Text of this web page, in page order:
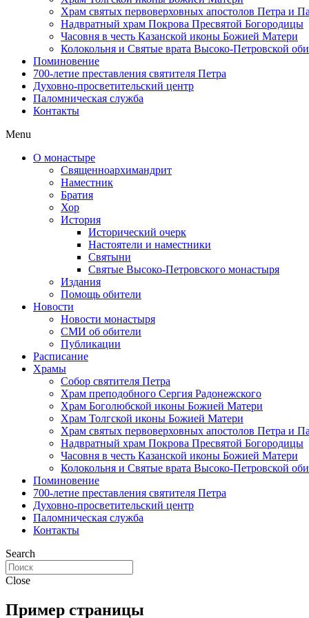
Храм святых первоверховных апостолов Петра и
Надвратный храм Покрова Пресвятой Богородицы
Часовня в честь Казанской иконы Божией Матери
Колокольня и Святые врата Высоко-Петровской
Поминовение
700-летие преставления святителя Петра
Духовно-просветительский центр
Паломническая служба
Контакты
Menu
О монастыре
Священноархимандрит
Наместник
Братия
Хор
История
Исторический очерк
Настоятели и наместники
Святыни
Святые Высоко-Петровского монастыря
Издания
Помощь обители
Новости
Новости монастыря
СМИ об обители
Публикации
Расписание
Храмы
Собор святителя Петра
Храм преподобного Сергия Радонежского
Храм Боголюбской иконы Божией Матери
Храм Толгской иконы Божией Матери
Храм святых первоверховных апостолов Петра и
Надвратный храм Покрова Пресвятой Богородицы
Часовня в честь Казанской иконы Божией Матери
Колокольня и Святые врата Высоко-Петровской
Поминовение
700-летие преставления святителя Петра
Духовно-просветительский центр
Паломническая служба
Контакты
Search
Close
Пример страницы